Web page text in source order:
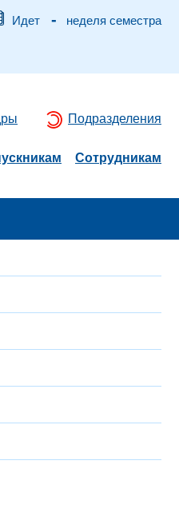
Идет - неделя семестра
Подразделения
Сотрудникам